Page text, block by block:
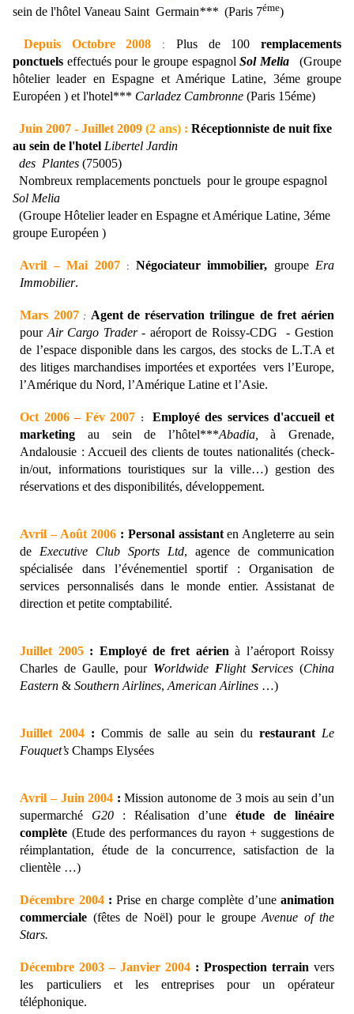
sein de l'hôtel Vaneau Saint Germain*** (Paris 7éme)
Depuis Octobre 2008 : Plus de 100 remplacements
ponctuels effectués pour le groupe espagnol Sol Melia
(Groupe
hôtelier leader en Espagne et Amérique Latine, 3éme groupe
Européen ) et l'hotel*** Carladez Cambronne (Paris 15éme)
Juin 2007 - Juillet 2009 (2 ans) : Réceptionniste de nuit fixe
au sein de l'hotel Libertel Jardin
des Plantes (75005)
Nombreux remplacements ponctuels pour le groupe espagnol
Sol Melia
(Groupe Hôtelier leader en Espagne et Amérique Latine, 3éme
groupe Européen )
Avril – Mai 2007 : Négociateur immobilier, groupe Era
Immobilier.
Mars 2007 : Agent deréservation trilingue de fret aérien
pour Air Cargo Trader- aéroport de Roissy-CDG - Gestion
de l’espace disponible dans les cargos, des stocks de L.T.A et
des litiges marchandises importées et exportées vers l’Europe,
l’Amérique du Nord, l’Amérique Latine et l’Asie.
Oct 2006–Fév 2007 :
Employé des services d'accueil et
marketing au sein de l’hôtel***Abadia,
à Grenade,
Andalousie : Accueil des clients de toutes nationalités (check-
in/out, informations touristiques sur la ville…) gestion des
réservations et des disponibilités, développement.
Avril – Août 2006 : Personal assistanten Angleterre au sein
de Executive Club Sports Ltd, agence de communication
spécialisée dans l’événementiel sportif : Organisation de
services personnalisés dans le monde entier. Assistanat de
direction et petite comptabilité.
Juillet 2005 : Employé de fret aérien à l’aéroport Roissy
Charles de Gaulle, pour Worldwide FlightServices (China
Eastern &Southern Airlines,American Airlines …)
Juillet 2004 : Commis de salle au sein du restaurant Le
Fouquet’sChamps Elysées
Avril – Juin 2004 : Mission autonome de 3 mois au sein d’un
supermarché G20 : Réalisation d’uneétude de linéaire
complète (Etude des performances du rayon + suggestions de
réimplantation, étude de la concurrence, satisfaction de la
clientèle …)
Décembre 2004 : Prise en charge complète d’uneanimation
commerciale (fêtes de Noël) pour le groupeAvenue of the
Stars.
Décembre 2003 – Janvier 2004 : Prospection terrain vers
les particuliers et les entreprises pour un opérateur
téléphonique.